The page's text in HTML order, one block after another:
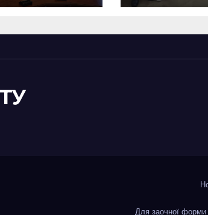
«Сучасні
Для заочної форми